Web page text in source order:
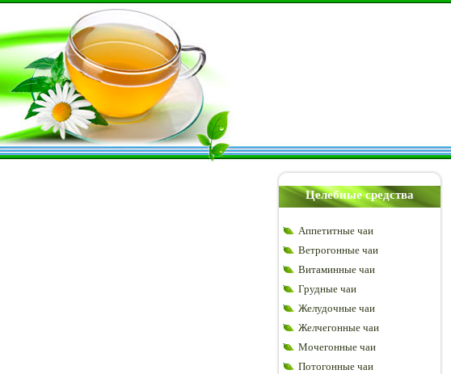
Целебные средства
Аппетитные чаи
Ветрогонные чаи
Витаминные чаи
Грудные чаи
Желудочные чаи
Желчегонные чаи
Мочегонные чаи
Потогонные чаи